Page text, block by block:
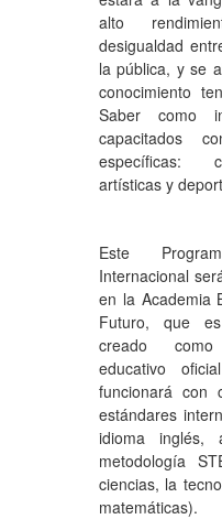
alto
desigualdad
la pública, y se
conocimiento
Saber como
capacitados
específicas:
artísticas y
Este
Internacional
en la Academia
Futuro, que
creado
educativo
funcionará con
estándares
idioma inglés,
metodología
ciencias, la
matemáticas).